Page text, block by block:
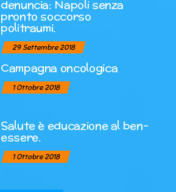
denuncia: Napoli senza
pronto soccorso
politraumi.
29 Settembre 2018
Campagna oncologica
1 Ottobre 2018
Salute è educazione al ben-
essere.
1 Ottobre 2018